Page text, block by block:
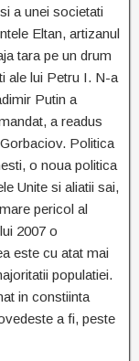
a unei societati
Eltan, artizanul
tara pe un drum
ale lui Petru I. N-a
Putin a
a readus
Politica
o noua politica
Unite si aliatii sai,
pericol al
2007 o
este cu atat mai
populatiei.
in constiinta
a fi, peste